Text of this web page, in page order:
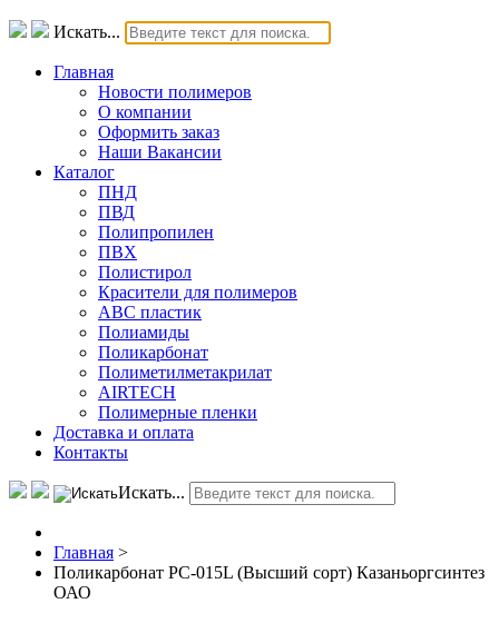
Искать...
Главная
Новости полимеров
О компании
Оформить заказ
Наши Вакансии
Каталог
ПНД
ПВД
Полипропилен
ПВХ
Полистирол
Красители для полимеров
АВС пластик
Полиамиды
Поликарбонат
Полиметилметакрилат
AIRTECH
Полимерные пленки
Доставка и оплата
Контакты
Искать...
Главная >
Поликарбонат РС-015L (Высший сорт) Казаньоргсинтез
ОАО